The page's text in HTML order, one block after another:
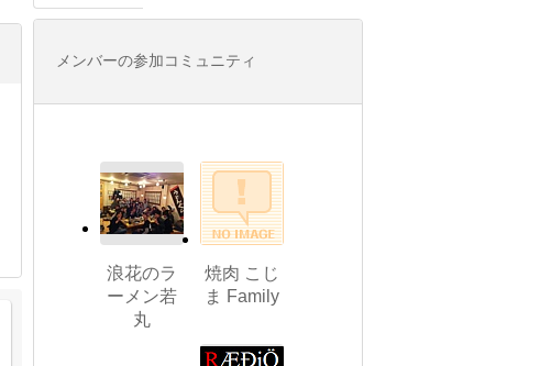
メンバーの参加コミュニティ
浪花のラ
ーメン若
丸
焼肉 こじ
ま Family